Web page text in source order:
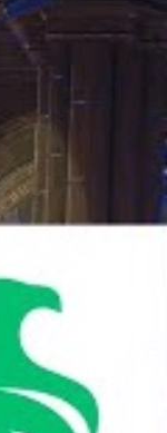
maç analizi ve
vs Vitality.
analiz ve CS2 skin